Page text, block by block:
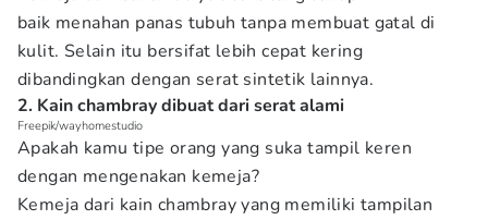
baik menahan panas tubuh tanpa membuat gatal di
kulit. Selain itu bersifat lebih cepat kering
dibandingkan dengan serat sintetik lainnya.
2. Kain chambray dibuat dari serat alami
Freepik/wayhomestudio
Apakah kamu tipe orang yang suka tampil keren
dengan mengenakan kemeja?
Kemeja dari kain chambray yang memiliki tampilan